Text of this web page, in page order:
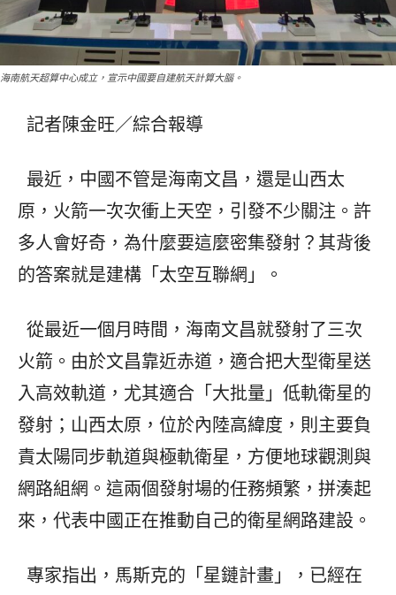
海南航天超算中心成立，宣示中國要自建航天計算大腦。
記者陳金旺／綜合報導
最近，中國不管是海南文昌，還是山西太
原，火箭一次次衝上天空，引發不少關注。許
多人會好奇，為什麼要這麼密集發射？其背後
的答案就是建構「太空互聯網」。
從最近一個月時間，海南文昌就發射了三次
火箭。由於文昌靠近赤道，適合把大型衛星送
入高效軌道，尤其適合「大批量」低軌衛星的
發射；山西太原，位於內陸高緯度，則主要負
責太陽同步軌道與極軌衛星，方便地球觀測與
網路組網。這兩個發射場的任務頻繁，拼湊起
來，代表中國正在推動自己的衛星網路建設。
專家指出，馬斯克的「星鏈計畫」，已經在